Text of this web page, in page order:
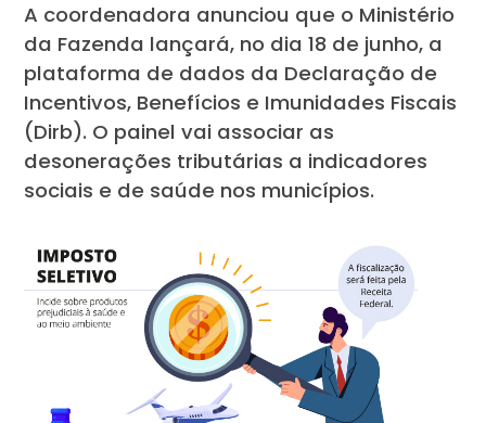
A coordenadora anunciou que o Ministério
da Fazenda lançará, no dia 18 de junho, a
plataforma de dados da Declaração de
Incentivos, Benefícios e Imunidades Fiscais
(Dirb). O painel vai associar as
desonerações tributárias a indicadores
sociais e de saúde nos municípios.